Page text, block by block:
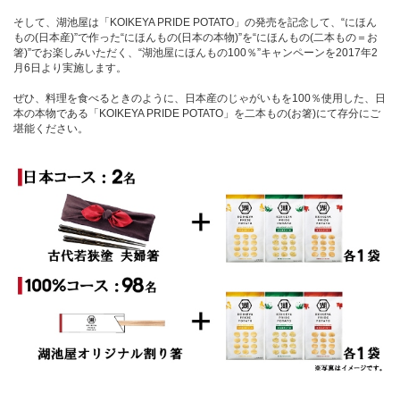
そして、湖池屋は「KOIKEYA PRIDE POTATO」の発売を記念して、“にほん
もの(日本産)”で作った“にほんもの(日本の本物)”を“にほんもの(二本もの＝お
箸)”でお楽しみいただく、“湖池屋にほんもの100％”キャンペーンを2017年2
月6日より実施します。
ぜひ、料理を食べるときのように、日本産のじゃがいもを100％使用した、日
本の本物である「KOIKEYA PRIDE POTATO」を二本もの(お箸)にて存分にご
堪能ください。